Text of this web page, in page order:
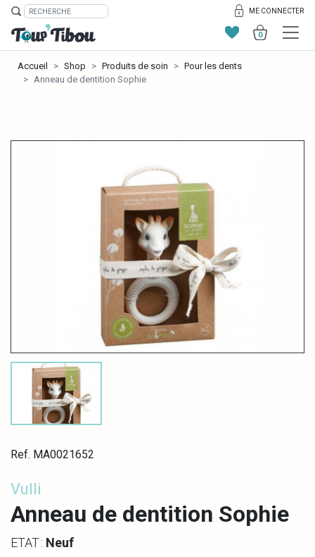
ME CONNECTER
0
Accueil Shop Produits de soin
Pour les dents
Anneau de dentition Sophie
Ref. MA0021652
Vulli
Anneau de dentition Sophie
ETAT : Neuf